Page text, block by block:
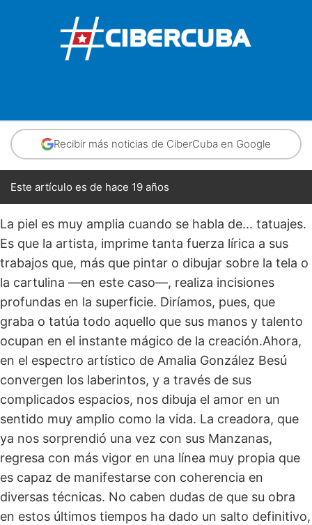
Recibir más noticias de CiberCuba en Google
Este artículo es de hace 19 años
La piel es muy amplia cuando se habla de... tatuajes.
Es que la artista, imprime tanta fuerza lírica a sus
trabajos que, más que pintar o dibujar sobre la tela o
la cartulina —en este caso—, realiza incisiones
profundas en la superficie. Diríamos, pues, que
graba o tatúa todo aquello que sus manos y talento
ocupan en el instante mágico de la creación.Ahora,
en el espectro artístico de Amalia González Besú
convergen los laberintos, y a través de sus
complicados espacios, nos dibuja el amor en un
sentido muy amplio como la vida. La creadora, que
ya nos sorprendió una vez con sus Manzanas,
regresa con más vigor en una línea muy propia que
es capaz de manifestarse con coherencia en
diversas técnicas. No caben dudas de que su obra
en estos últimos tiempos ha dado un salto definitivo,